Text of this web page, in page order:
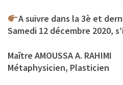
A suivre dans la 3è et
Samedi 12 décembre 2020,
Maître AMOUSSA A. RAHIMI
Métaphysicien, Plasticien